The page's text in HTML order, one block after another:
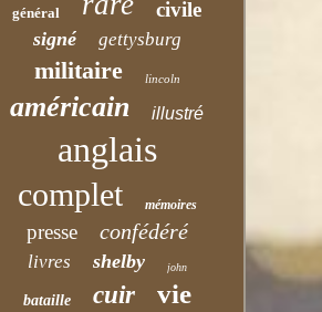
général civile
signé gettysburg
militaire lincoln
américain illustré
anglais
complet mémoires
presse confédéré
livres shelby john
bataille cuir vie